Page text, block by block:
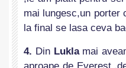
mai lungesc,un porter
la final se lasa ceva
4. Din Luklamai